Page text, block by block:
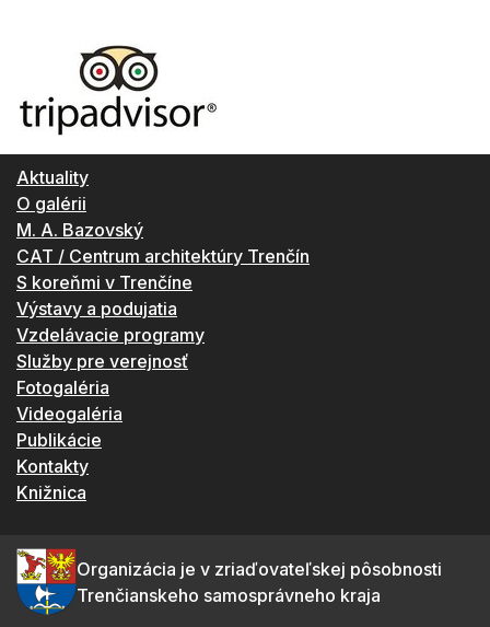
Aktuality
O galérii
M. A. Bazovský
CAT / Centrum architektúry Trenčín
S koreňmi v Trenčíne
Výstavy a podujatia
Vzdelávacie programy
Služby pre verejnosť
Fotogaléria
Videogaléria
Publikácie
Kontakty
Knižnica
Organizácia je v zriaďovateľskej pôsobnosti
Trenčianskeho samosprávneho kraja